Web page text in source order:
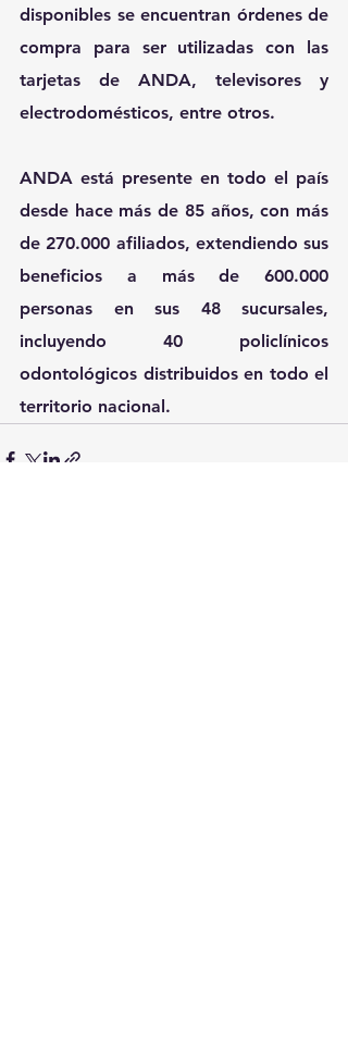
disponibles se encuentran órdenes de
compra para ser utilizadas con las
tarjetas de ANDA, televisores y
electrodomésticos, entre otros.
ANDA está presente en todo el país
desde hace más de 85 años, con más
de 270.000 afiliados, extendiendo sus
beneficios a más de 600.000
personas en sus 48 sucursales,
incluyendo 40 policlínicos
odontológicos distribuidos en todo el
territorio nacional.